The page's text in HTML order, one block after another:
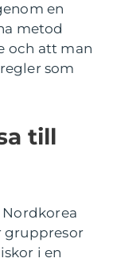
en
metod
och att man
som
till
gruppresor
i en